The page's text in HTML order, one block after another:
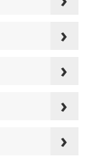
›
›
›
›